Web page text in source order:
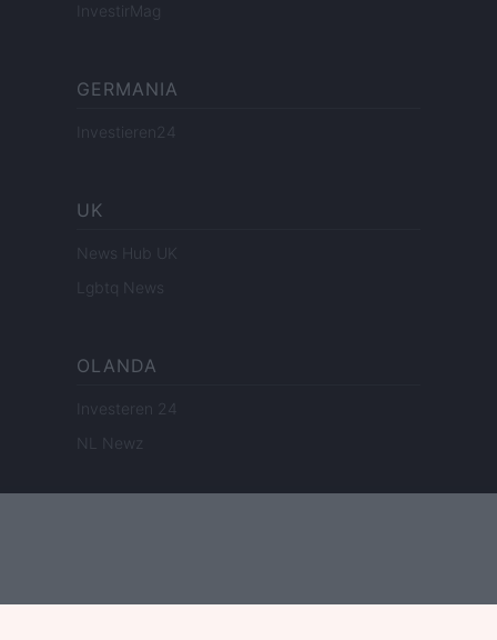
InvestirMag
GERMANIA
Investieren24
UK
News Hub UK
Lgbtq News
OLANDA
Investeren 24
NL Newz